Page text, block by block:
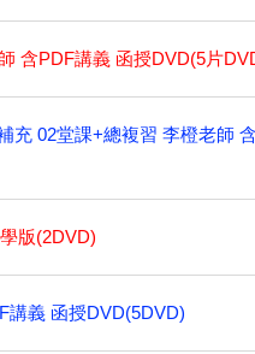
含PDF講義 函授DVD(5片
充 02堂課+總複習 李橙老師
版(2DVD)
講義 函授DVD(5DVD)